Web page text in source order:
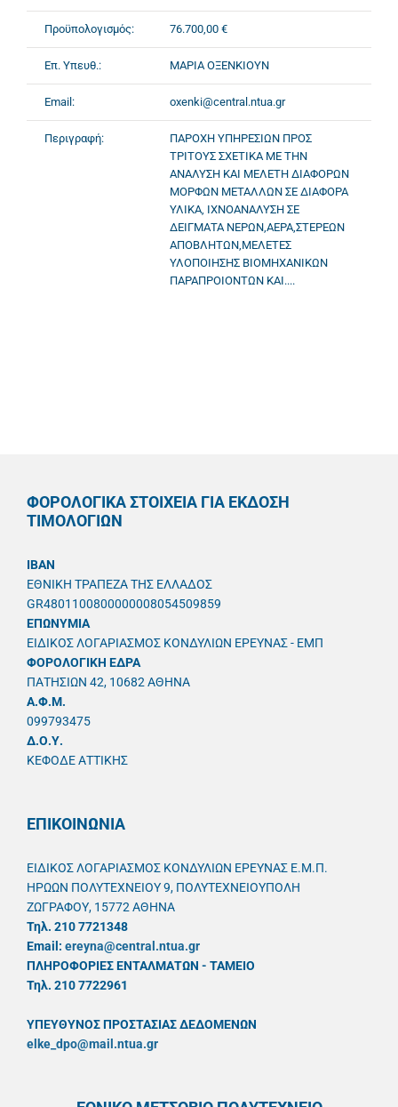
Προϋπολογισμός: 76.700,00 €
Επ. Υπευθ.: ΜΑΡΙΑ ΟΞΕΝΚΙΟΥΝ
Email: oxenki@central.ntua.gr
Περιγραφή:
ΠΑΡΟΧΗ ΥΠΗΡΕΣΙΩΝ ΠΡΟΣ
ΤΡΙΤΟΥΣ ΣΧΕΤΙΚΑ ΜΕ ΤΗΝ
ΑΝΑΛΥΣΗ ΚΑΙ ΜΕΛΕΤΗ ΔΙΑΦΟΡΩΝ
ΜΟΡΦΩΝ ΜΕΤΑΛΛΩΝ ΣΕ ΔΙΑΦΟΡΑ
ΥΛΙΚΑ, ΙΧΝΟΑΝΑΛΥΣΗ ΣΕ
ΔΕΙΓΜΑΤΑ ΝΕΡΩΝ,ΑΕΡΑ,ΣΤΕΡΕΩΝ
ΑΠΟΒΛΗΤΩΝ,ΜΕΛΕΤΕΣ
ΥΛΟΠΟΙΗΣΗΣ ΒΙΟΜΗΧΑΝΙΚΩΝ
ΠΑΡΑΠΡΟΙΟΝΤΩΝ ΚΑΙ....
ΦΟΡΟΛΟΓΙΚΑ ΣΤΟΙΧΕΙΑ ΓΙΑ ΕΚΔΟΣΗ
ΤΙΜΟΛΟΓΙΩΝ
IBAN
ΕΘΝΙΚΗ ΤΡΑΠΕΖΑ ΤΗΣ ΕΛΛΑΔΟΣ
GR4801100800000008054509859
ΕΠΩΝΥΜΙΑ
ΕΙΔΙΚΟΣ ΛΟΓΑΡΙΑΣΜΟΣ ΚΟΝΔΥΛΙΩΝ ΕΡΕΥΝΑΣ - ΕΜΠ
ΦΟΡΟΛΟΓΙΚΗ ΕΔΡΑ
ΠΑΤΗΣΙΩΝ 42, 10682 ΑΘΗΝΑ
A.Φ.Μ.
099793475
Δ.Ο.Υ.
ΚΕΦΟΔΕ ΑΤΤΙΚΗΣ
ΕΠΙΚΟΙΝΩΝΙΑ
ΕΙΔΙΚΟΣ ΛΟΓΑΡΙΑΣΜΟΣ ΚΟΝΔΥΛΙΩΝ ΕΡΕΥΝΑΣ Ε.Μ.Π.
ΗΡΩΩΝ ΠΟΛΥΤΕΧΝΕΙΟΥ 9, ΠΟΛΥΤΕΧΝΕΙΟΥΠΟΛΗ
ΖΩΓΡΑΦΟΥ, 15772 ΑΘΗΝΑ
Τηλ. 210 7721348
Email: ereyna@central.ntua.gr
ΠΛΗΡΟΦΟΡΙΕΣ ΕΝΤΑΛΜΑΤΩΝ - ΤΑΜΕΙΟ
Τηλ. 210 7722961
ΥΠΕΥΘYΝΟΣ ΠΡΟΣΤΑΣΙΑΣ ΔΕΔΟΜΕΝΩΝ
elke_dpo@mail.ntua.gr